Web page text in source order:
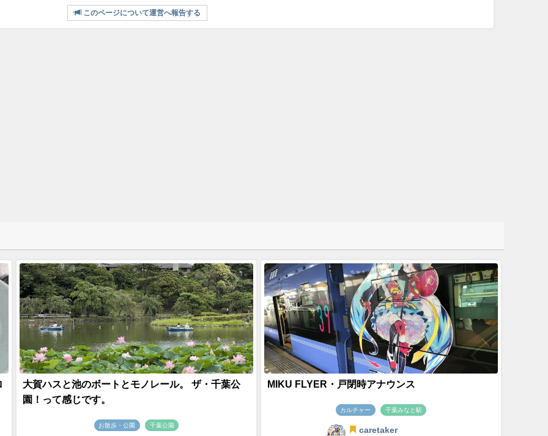
このページについて運営へ報告する
大賀ハスと池のボートとモノレール。 ザ・千葉公
園！って感じです。
お散歩・公園 千葉公園
MIKU FLYER・戸閉時アナウンス
カルチャー 千葉みなと駅
caretaker